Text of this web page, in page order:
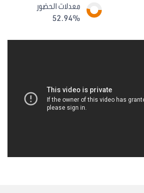
معدلات الحضور
52.94%